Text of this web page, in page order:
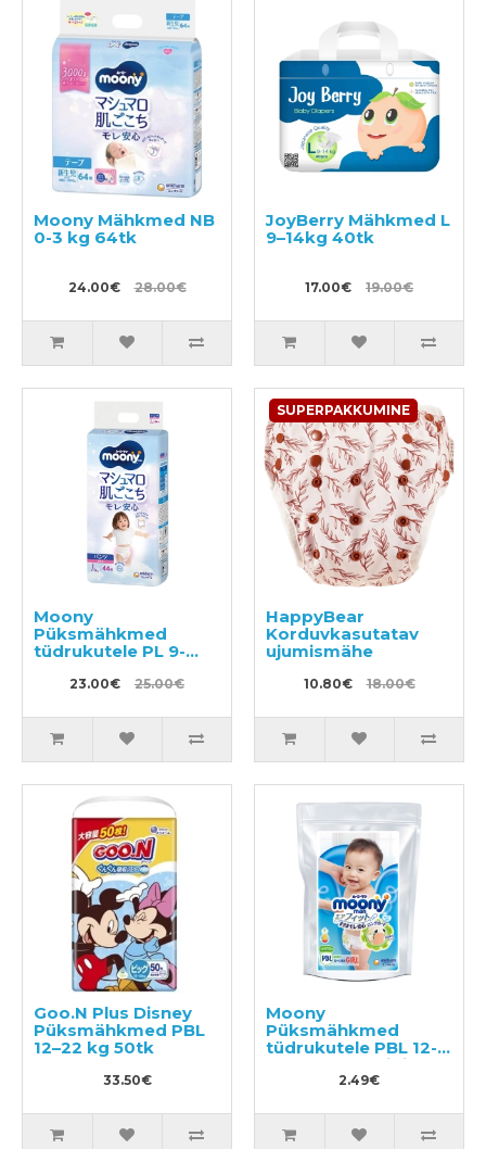
Moony Mähkmed NB
0-3 kg 64tk
24.00€ 28.00€
JoyBerry Mähkmed L
9–14kg 40tk
17.00€ 19.00€
Moony
Püksmähkmed
tüdrukutele PL 9-
23.00€ 25.00€
SUPERPAKKUMINE
HappyBear
Korduvkasutatav
ujumismähe
10.80€ 18.00€
Goo.N Plus Disney
Püksmähkmed PBL
12–22 kg 50tk
33.50€
Moony
Püksmähkmed
tüdrukutele PBL 12-
22kg tootenäidis 3tk
2.49€